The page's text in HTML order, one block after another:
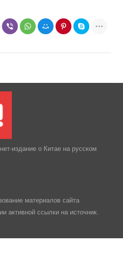
издание о Китае на русском
материалов сайта
активной ссылки на источник.